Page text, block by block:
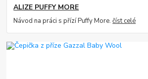
ALIZE PUFFY MORE
Návod na práci s přízí Puffy More.číst celé